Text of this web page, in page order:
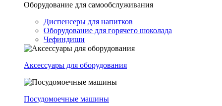
Оборудование для самообслуживания
Диспенсеры для напитков
Оборудование для горячего шоколада
Чефиндиши
Аксессуары для оборудования
Посудомоечные машины